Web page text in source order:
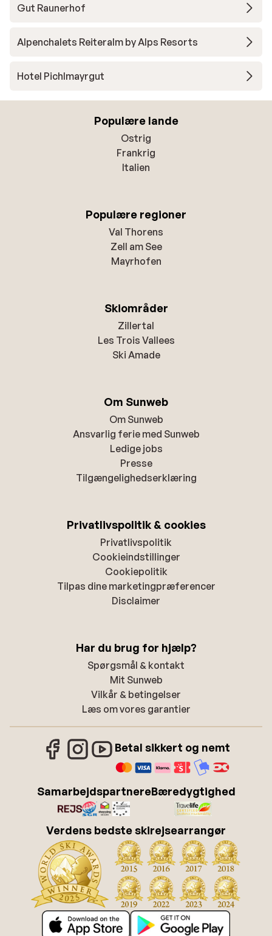
Gut Raunerhof
Alpenchalets Reiteralm by Alps Resorts
Hotel Pichlmayrgut
Populære lande
Ostrig
Frankrig
Italien
Populære regioner
Val Thorens
Zell am See
Mayrhofen
Skiområder
Zillertal
Les Trois Vallees
Ski Amade
Om Sunweb
Om Sunweb
Ansvarlig ferie med Sunweb
Ledige jobs
Presse
Tilgængelighedserklæring
Privatlivspolitik & cookies
Privatlivspolitik
Cookieindstillinger
Cookiepolitik
Tilpas dine marketingpræferencer
Disclaimer
Har du brug for hjælp?
Spørgsmål & kontakt
Mit Sunweb
Vilkår & betingelser
Læs om vores garantier
Betal sikkert og nemt
SamarbejdspartnereBæredygtighed
Verdens bedste skirejsearrangør